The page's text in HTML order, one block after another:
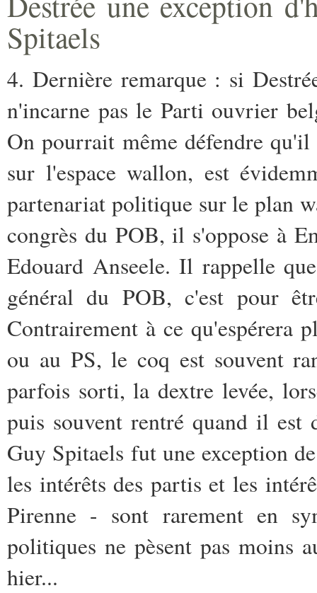
Spitaels
4. Dernière remarque : si
n'incarne pas le Parti ouvrier
On pourrait même défendre
sur l'espace wallon, est
partenariat politique sur le plan
congrès du POB, il s'oppose à
Edouard Anseele. Il rappelle
général du POB, c'est pour
Contrairement à ce qu'espérera
ou au PS, le coq est souvent
parfois sorti, la dextre levée,
puis souvent rentré quand il est
Guy Spitaels fut une exception
les intérêts des partis et les
Pirenne - sont rarement en
politiques ne pèsent pas moins
hier...